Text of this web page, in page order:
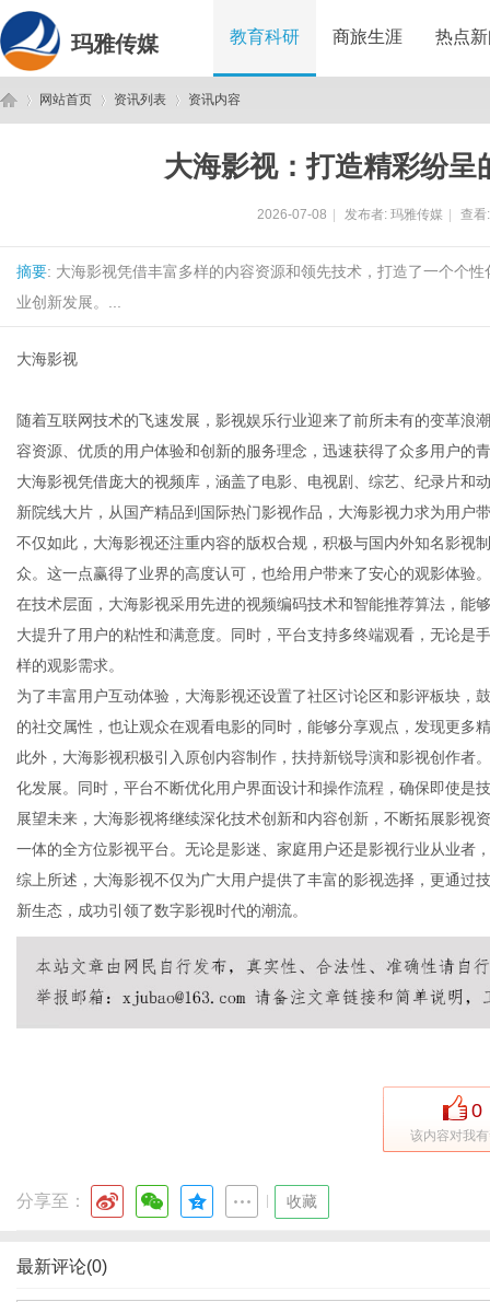
玛雅传媒 教育科研 商旅生涯 热点
网站首页 资讯列表 资讯内容
大海影视：打造精彩纷呈
2026-07-08 发布者: 玛雅传媒 查
摘要: 大海影视凭借丰富多样的内容资源和领先技术，打造了一个个
业创新发展。...
大海影视
随着互联网技术的飞速发展，影视娱乐行业迎来了前所未有的变革浪
容资源、优质的用户体验和创新的服务理念，迅速获得了众多用户的
大海影视凭借庞大的视频库，涵盖了电影、电视剧、综艺、纪录片和
新院线大片，从国产精品到国际热门影视作品，大海影视力求为用户
不仅如此，大海影视还注重内容的版权合规，积极与国内外知名影视
众。这一点赢得了业界的高度认可，也给用户带来了安心的观影体验。
在技术层面，大海影视采用先进的视频编码技术和智能推荐算法，能
大提升了用户的粘性和满意度。同时，平台支持多终端观看，无论是
样的观影需求。
为了丰富用户互动体验，大海影视还设置了社区讨论区和影评板块，
的社交属性，也让观众在观看电影的同时，能够分享观点，发现更多
此外，大海影视积极引入原创内容制作，扶持新锐导演和影视创作者
化发展。同时，平台不断优化用户界面设计和操作流程，确保即使是
展望未来，大海影视将继续深化技术创新和内容创新，不断拓展影视
一体的全方位影视平台。无论是影迷、家庭用户还是影视行业从业者
综上所述，大海影视不仅为广大用户提供了丰富的影视选择，更通过
新生态，成功引领了数字影视时代的潮流。
0
该内容对我
分享至： 收藏
最新评论(0)